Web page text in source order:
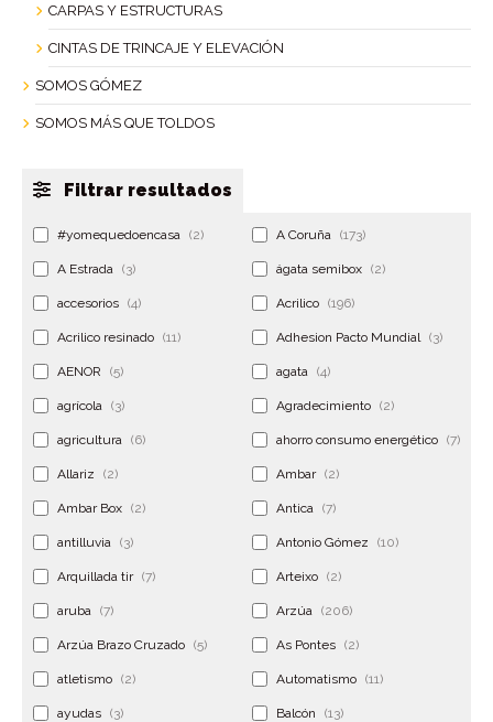
CARPAS Y ESTRUCTURAS
CINTAS DE TRINCAJE Y ELEVACIÓN
SOMOS GÓMEZ
SOMOS MÁS QUE TOLDOS
Filtrar resultados
#yomequedoencasa (2) A Coruña (173)
A Estrada (3) ágata semibox (2)
accesorios (4) Acrilico (196)
Acrilico resinado (11) Adhesion Pacto Mundial (3)
AENOR (5) agata (4)
agrícola (3) Agradecimiento (2)
agricultura (6) ahorro consumo energético (7)
Allariz (2) Ambar (2)
Ambar Box (2) Antica (7)
antilluvia (3) Antonio Gómez (10)
Arquillada tir (7) Arteixo (2)
aruba (7) Arzúa (206)
Arzúa Brazo Cruzado (5) As Pontes (2)
atletismo (2) Automatismo (11)
ayudas (3) Balcón (13)